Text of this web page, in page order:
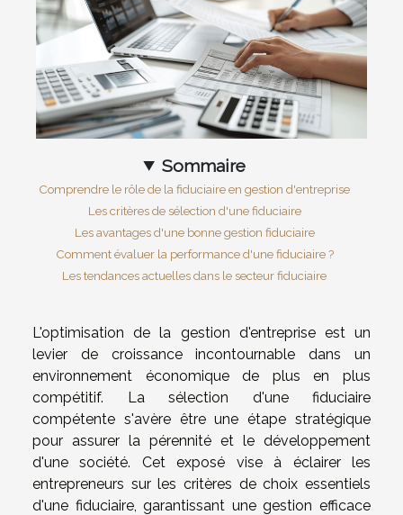
Sommaire
Comprendre le rôle de la fiduciaire en gestion d'entreprise
Les critères de sélection d'une fiduciaire
Les avantages d'une bonne gestion fiduciaire
Comment évaluer la performance d'une fiduciaire ?
Les tendances actuelles dans le secteur fiduciaire
L'optimisation de la gestion d'entreprise est un
levier de croissance incontournable dans un
environnement économique de plus en plus
compétitif. La sélection d'une fiduciaire
compétente s'avère être une étape stratégique
pour assurer la pérennité et le développement
d'une société. Cet exposé vise à éclairer les
entrepreneurs sur les critères de choix essentiels
d'une fiduciaire, garantissant une gestion efficace